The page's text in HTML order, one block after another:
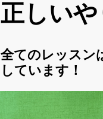
正しい
全てのレッスン
しています！